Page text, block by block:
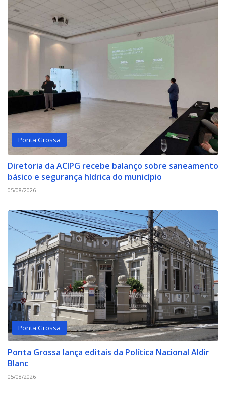
Ponta Grossa
Diretoria da ACIPG recebe balanço sobre saneamento
básico e segurança hídrica do município
05/08/2026
Ponta Grossa
Ponta Grossa lança editais da Política Nacional Aldir
Blanc
05/08/2026